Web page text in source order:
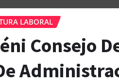
LABORAL
Consejo